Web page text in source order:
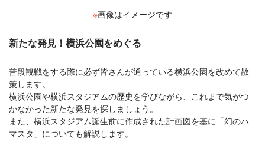
※画像はイメージです
新たな発見！横浜公園をめぐる
普段観戦をする際に必ず皆さんが通っている横浜公園を改めて散
策します。
横浜公園や横浜スタジアムの歴史を学びながら、これまで気がつ
かなかった新たな発見を探しましょう。
また、横浜スタジアム誕生前に作成された計画図を基に「幻のハ
マスタ」についても解説します。